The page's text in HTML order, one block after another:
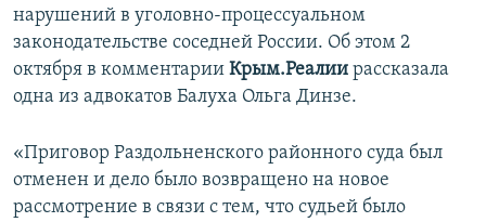
ПОБЕДИТЕЛЕЙ НЕ СУДЯТ?
КРЫМ.НЕПОКОРЕННЫЙ
ELIFBE
ПРИСОЕДИНЯЙТЕСЬ!
Все сайты RFE/RL
нарушений в уголовно-процессуальном
законодательстве соседней России. Об этом 2
октября в комментарии Крым.Реалии рассказала
одна из адвокатов Балуха Ольга Динзе.
«Приговор Раздольненского районного суда был
отменен и дело было возвращено на новое
рассмотрение в связи с тем, что судьей было